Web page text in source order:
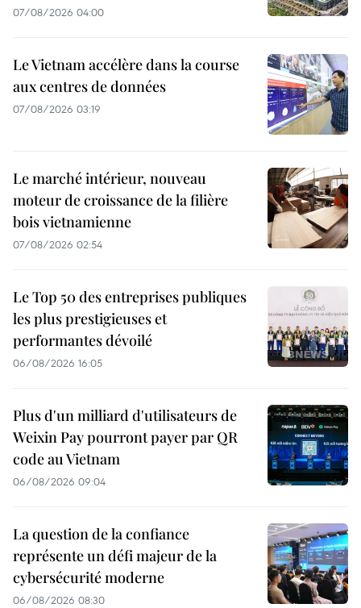
07/08/2026 04:00
Le Vietnam accélère dans la course
aux centres de données
07/08/2026 03:19
Le marché intérieur, nouveau
moteur de croissance de la filière
bois vietnamienne
07/08/2026 02:54
Le Top 50 des entreprises publiques
les plus prestigieuses et
performantes dévoilé
06/08/2026 16:05
Plus d'un milliard d'utilisateurs de
Weixin Pay pourront payer par QR
code au Vietnam
06/08/2026 09:04
La question de la confiance
représente un défi majeur de la
cybersécurité moderne
06/08/2026 08:30